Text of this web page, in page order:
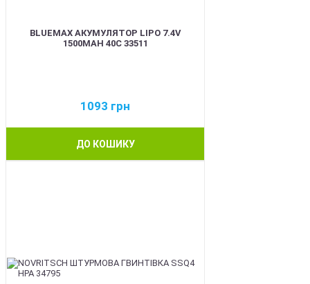
BLUEMAX АКУМУЛЯТОР LIPO 7.4V
1500MAH 40C 33511
1093 грн
ДО КОШИКУ